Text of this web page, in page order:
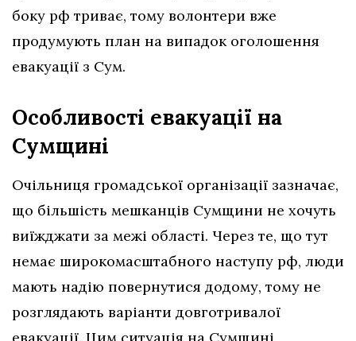
боку рф триває, тому волонтери вже
продумують план на випадок оголошення
евакуації з Сум.
Особливості евакуації на
Сумщині
Очільниця громадської організації зазначає,
що більшість мешканців Сумщини не хочуть
виїжджати за межі області. Через те, що тут
немає широкомасштабного наступу рф, люди
мають надію повернутися додому, тому не
розглядають варіанти довготривалої
евакуації. Цим ситуація на Сумщині